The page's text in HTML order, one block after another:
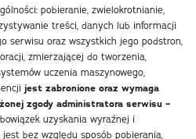
pobieranie, zwielokrotnianie,
treści, danych lub informacji
serwisu oraz wszystkich jego podstron,
zmierzającej do tworzenia,
uczenia maszynowego,
jest zabronione oraz wymaga
zgody administratora serwisu –
uzyskania wyraźnej i
bez względu sposób pobierania,